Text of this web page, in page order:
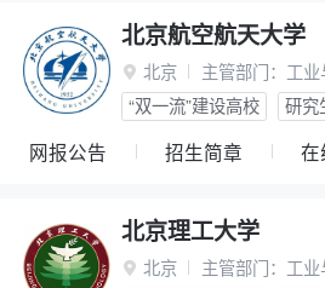
北京航空航天大学
 北京 主管部门： 工
“双一流”建设高校
研究
网报公告 招生简章 在
北京理工大学
 北京 主管部门： 工